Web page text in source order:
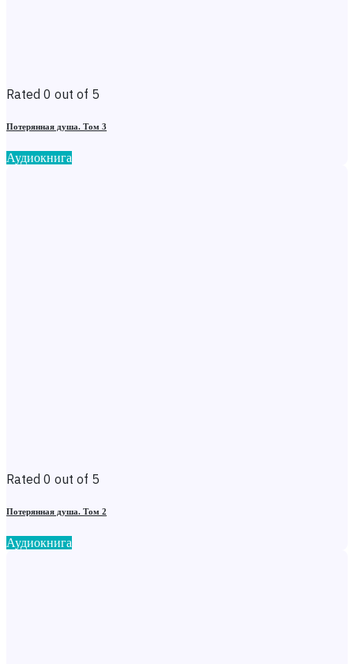
Rated 0 out of 5
Потерянная душа. Том 3
Аудиокнига
Rated 0 out of 5
Потерянная душа. Том 2
Аудиокнига